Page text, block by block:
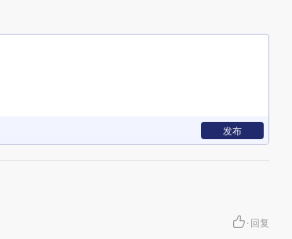
发布
· 回复